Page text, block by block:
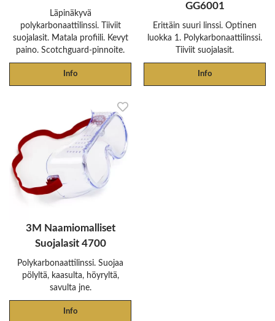
Läpinäkyvä
polykarbonaattilinssi. Tiiviit
suojalasit. Matala profiili. Kevyt
paino. Scotchguard-pinnoite.
Info
GG6001
Erittäin suuri linssi. Optinen
luokka 1. Polykarbonaattilinssi.
Tiiviit suojalasit.
Info
3M Naamiomalliset
Suojalasit 4700
Polykarbonaattilinssi. Suojaa
pölyltä, kaasulta, höyryltä,
savulta jne.
Info